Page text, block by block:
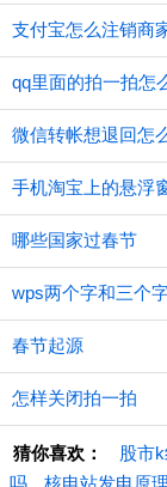
支付宝怎么注销商
qq里面的拍一拍怎
微信转帐想退回怎
手机淘宝上的悬浮
哪些国家过春节
wps两个字和三个
春节起源
怎样关闭拍一拍
猜你喜欢： 股市
吗
核电站发电原理